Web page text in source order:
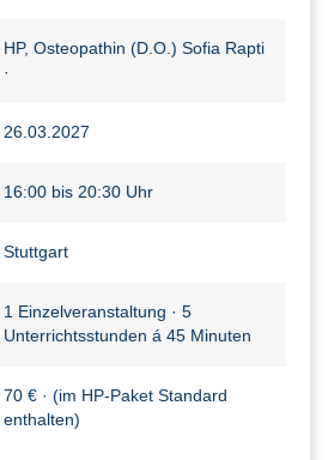
HP, Osteopathin (D.O.) Sofia Rapti
·
26.03.2027
16:00 bis 20:30 Uhr
Stuttgart
1 Einzelveranstaltung · 5
Unterrichtsstunden á 45 Minuten
70 € · (im HP-Paket Standard
enthalten)